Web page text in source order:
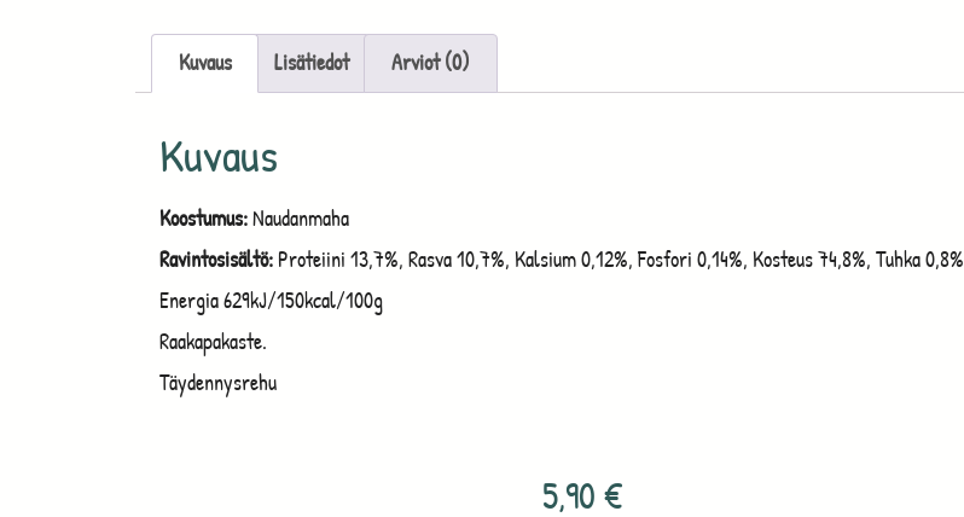
Kuvaus Lisätiedot Arviot (0)
Kuvaus
Koostumus:Naudanmaha
Ravintosisältö: Proteiini 13,7%, Rasva 10,7%, Kalsium 0,12%, Fosfori 0,14%, Kosteus 74,8%, Tuhka 0,8%
Energia 629kJ/150kcal/100g
Raakapakaste.
Täydennysrehu
5,90€